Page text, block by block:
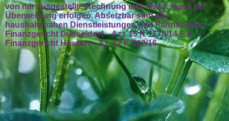
von mir ausgestellte Rechnung inkl. Mwst. muss per
Überweisung erfolgen. Absetzbar sind alle
haushaltsnahen Dienstleistungen und Fahrtkosten.
Finanzgericht Düsseldorf – Az.: 15 K 1779/14 E &
Finanzgericht Hessen – Az. 12 K 902/16